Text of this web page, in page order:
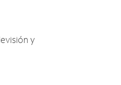
y